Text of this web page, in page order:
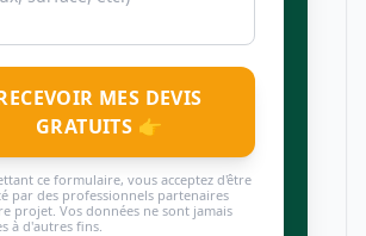
MES DEVIS
GRATUITS 👉
ce formulaire, vous acceptez d'être
par des professionnels partenaires
projet. Vos données ne sont jamais
à d'autres fins.